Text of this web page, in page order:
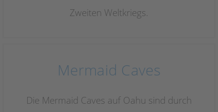
Zweiten Weltkriegs.
Mermaid Caves
Die Mermaid Caves auf Oahu sind durch